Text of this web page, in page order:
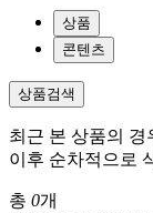
상품
콘텐츠
상품검색
최근 본 상품의 경
이후 순차적으로
총 0개